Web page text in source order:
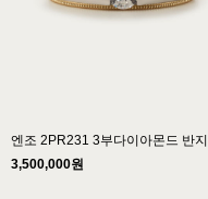
엔조 2PR231 3부다이아몬드 반지
3,500,000원